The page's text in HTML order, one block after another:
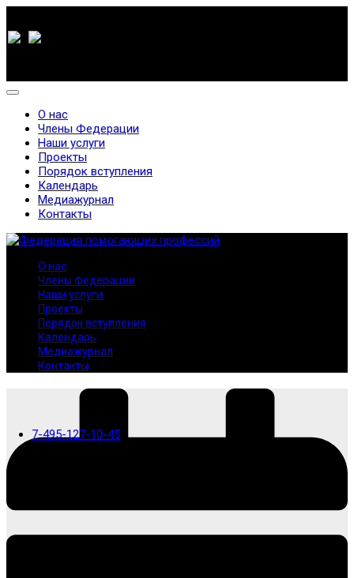
7-495-127-10-45
О нас
Члены Федерации
Наши услуги
Проекты
Порядок вступления
Календарь
Медиажурнал
Контакты
О нас
Члены Федерации
Наши услуги
Проекты
Порядок вступления
Календарь
Медиажурнал
Контакты